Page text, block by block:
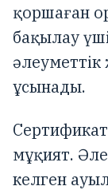
қоршаған
бақылау
ұсынады.
мұқият.
келген